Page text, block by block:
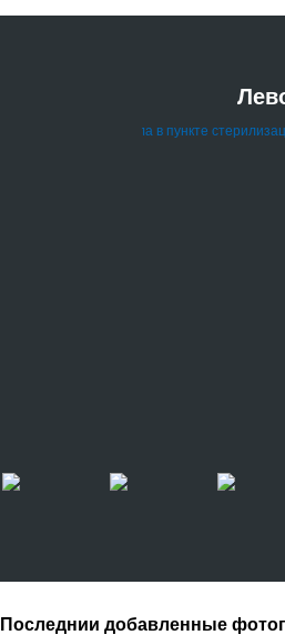
Последнии добавленные